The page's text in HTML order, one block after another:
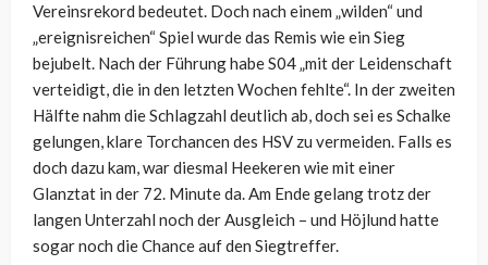
Vereinsrekord bedeutet. Doch nach einem „wilden“ und
„ereignisreichen“ Spiel wurde das Remis wie ein Sieg
bejubelt. Nach der Führung habe S04 „mit der Leidenschaft
verteidigt, die in den letzten Wochen fehlte“. In der zweiten
Hälfte nahm die Schlagzahl deutlich ab, doch sei es Schalke
gelungen, klare Torchancen des HSV zu vermeiden. Falls es
doch dazu kam, war diesmal Heekeren wie mit einer
Glanztat in der 72. Minute da. Am Ende gelang trotz der
langen Unterzahl noch der Ausgleich – und Höjlund hatte
sogar noch die Chance auf den Siegtreffer.